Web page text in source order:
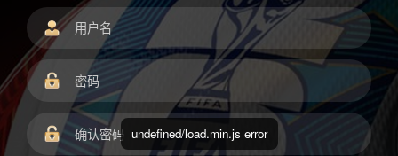
undefined/load.min.js error